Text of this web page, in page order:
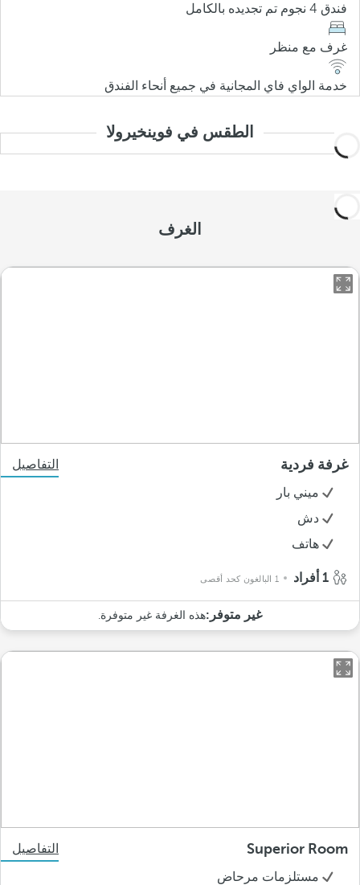
فندق 4 نجوم تم تجديده بالكامل
غرف مع منظر
خدمة الواي فاي المجانية في جميع أنحاء الفندق
الطقس في فوينخيرولا
الغرف
غرفة فردية
التفاصيل
ميني بار
دش
هاتف
1 البالغون كحد أقصى
غير متوفر:هذه الغرفة غير متوفرة.
Superior Room
التفاصيل
مستلزمات مرحاض